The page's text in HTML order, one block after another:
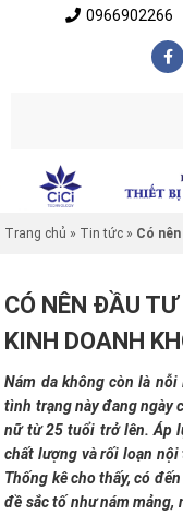
0966902266
Trang chủ » Tin tức » Có
CÓ NÊN ĐẦU
KINH DOANH
Nám da không còn là
tình trạng này đang ngày
nữ từ 25 tuổi trở lên. Áp
chất lượng và rối loạn
Thống kê cho thấy, có
đề sắc tố như nám mảng,